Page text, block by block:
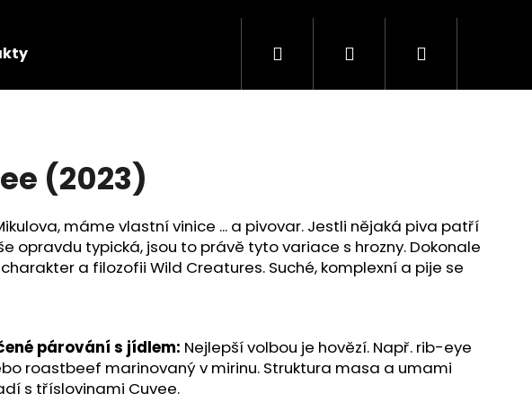
Hledat PřihlášeníNákupní
(2023)
máme vlastní vinice ... a pivovar. Jestli nějaká piva patří
opravdu typická, jsou to právě tyto variace s hrozny. Dokonale
a filozofii Wild Creatures. Suché, komplexní a pije se
párování s jídlem: Nejlepší volbou je hovězí. Např. rib-eye
roastbeef marinovaný v mirinu. Struktura masa a umami
s tříslovinami Cuvee.